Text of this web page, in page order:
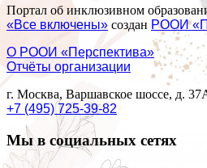
Портал об инклюзивном
«Все включены» создан РООИ
О РООИ «Перспектива»
Отчёты организации
г. Москва, Варшавское шоссе, д.
+7 (495) 725-39-82
Мы в социальных сетях